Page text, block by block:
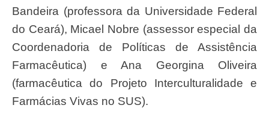
Bandeira (professora da Universidade Federal
do Ceará), Micael Nobre (assessor especial da
Coordenadoria de Políticas de Assistência
Farmacêutica) e Ana Georgina Oliveira
(farmacêutica do Projeto Interculturalidade e
Farmácias Vivas no SUS).